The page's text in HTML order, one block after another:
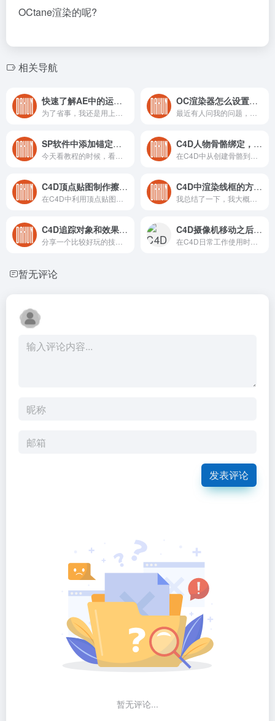
OCtane渲染的呢?
相关导航
快速了解AE中的运功追踪 OC渲染器怎么设置地面和背景融合
SP软件中添加锚定点是怎么使用的？ C4D人物骨骼绑定，让你的模型注入灵魂
C4D顶点贴图制作擦玻璃效果 C4D中渲染线框的方法（我敢保证你不知道）
C4D追踪对象和效果器组合-效果还不错 C4D摄像机移动之后怎么撤回？
暂无评论
发表评论
暂无评论...